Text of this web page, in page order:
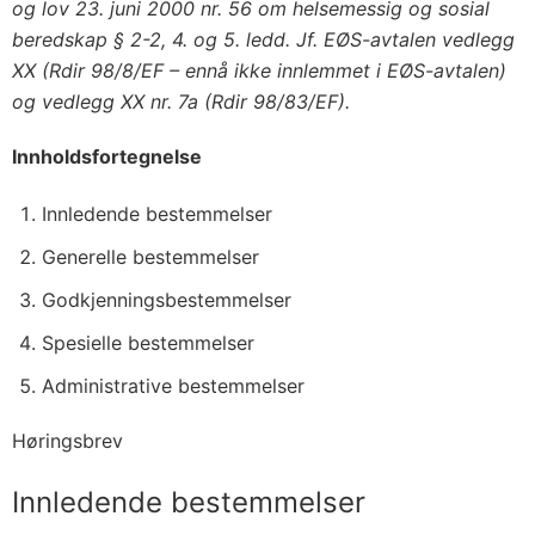
og lov 23. juni 2000 nr. 56 om helsemessig og sosial
beredskap § 2-2, 4. og 5. ledd. Jf. EØS-avtalen vedlegg
XX (Rdir 98/8/EF – ennå ikke innlemmet i EØS-avtalen)
og vedlegg XX nr. 7a (Rdir 98/83/EF).
Innholdsfortegnelse
Innledende bestemmelser
Generelle bestemmelser
Godkjenningsbestemmelser
Spesielle bestemmelser
Administrative bestemmelser
Høringsbrev
Innledende bestemmelser